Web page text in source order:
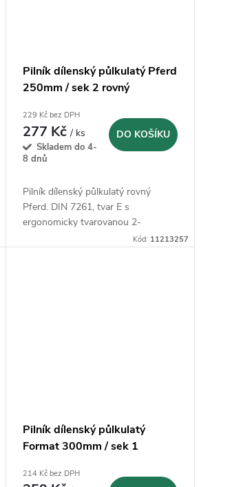
Pilník dílenský půlkulatý Pferd
250mm / sek 2 rovný
229 Kč bez DPH
277 Kč/ ks
Skladem do 4-
8 dnů
DO KOŠÍKU
Pilník dílenský půlkulatý rovný
Pferd. DIN 7261, tvar E s
ergonomicky tvarovanou 2-
složkovou plastovou rukojetí
Kód: 11213257
Pilník dílenský půlkulatý
Format 300mm / sek 1
214 Kč bez DPH